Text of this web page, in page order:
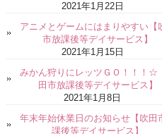
2021年1月22日
アニメとゲームにはまりやすい【
市放課後等デイサービス】
2021年1月15日
みかん狩りにレッツＧＯ！！！☆
田市放課後等デイサービス】
2021年1月8日
年末年始休業日のお知らせ【吹田
課後等デイサービス】